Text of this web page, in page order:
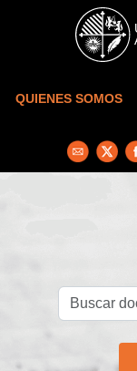
Skip to main content
QUIENES SOMOS